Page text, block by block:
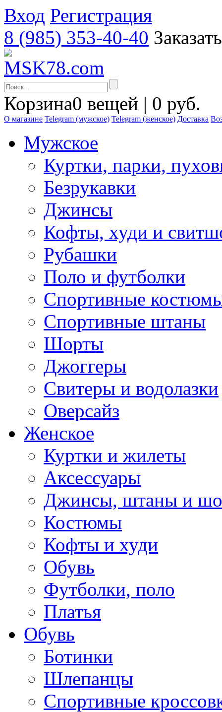
Вход Регистрация
8 (985) 353-40-40
Корзина0 вещей | 0 руб.
О магазине Telegram (мужское) Telegram (женское) Доставка
Мужское
Куртки, парки,
Безрукавки
Джинсы
Кофты, худи и
Рубашки
Поло и футболки
Спортивные
Спортивные штаны
Шорты
Джоггеры
Свитеры и водолазки
Оверсайз
Женское
Куртки и жилеты
Аксессуары
Джинсы, штаны и
Костюмы
Кофты и худи
Обувь
Футболки, поло
Платья
Обувь
Ботинки
Шлепанцы
Спортивные